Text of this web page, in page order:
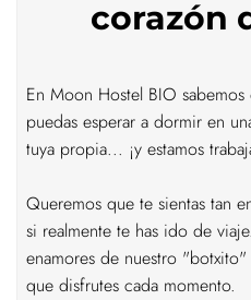
corazón
En Moon Hostel BIO
puedas esperar a dormir en
tuya propia... ¡y estamos
Queremos que te sientas tan
si realmente te has ido de
enamores de nuestro
que disfrutes cada momento.